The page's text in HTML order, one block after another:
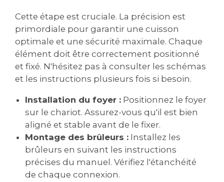
Cette étape est cruciale. La précision est
primordiale pour garantir une cuisson
optimale et une sécurité maximale. Chaque
élément doit être correctement positionné
et fixé. N'hésitez pas à consulter les schémas
et les instructions plusieurs fois si besoin.
Installation du foyer : Positionnez le foyer
sur le chariot. Assurez-vous qu'il est bien
aligné et stable avant de le fixer.
Montage des brûleurs : Installez les
brûleurs en suivant les instructions
précises du manuel. Vérifiez l'étanchéité
de chaque connexion.